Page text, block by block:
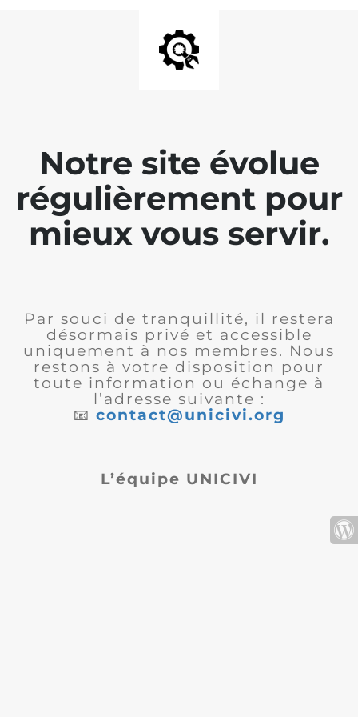
Notre site évolue
régulièrement pour
mieux vous servir.
Par souci de tranquillité, il restera
désormais privé et accessible
uniquement à nos membres. Nous
restons à votre disposition pour
toute information ou échange à
l’adresse suivante :
📧 contact@unicivi.org
L’équipe UNICIVI